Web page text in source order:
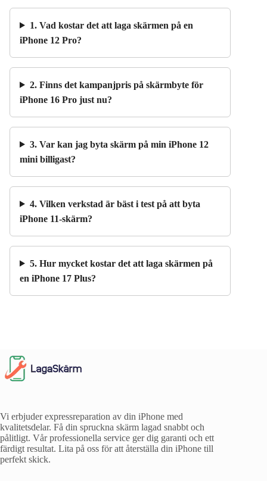
1. Vad kostar det att laga skärmen på en
iPhone 12 Pro?
2. Finns det kampanjpris på skärmbyte för
iPhone 16 Pro just nu?
3. Var kan jag byta skärm på min iPhone 12
mini billigast?
4. Vilken verkstad är bäst i test på att byta
iPhone 11-skärm?
5. Hur mycket kostar det att laga skärmen på
en iPhone 17 Plus?
Vi erbjuder expressreparation av din iPhone med
kvalitetsdelar. Få din spruckna skärm lagad snabbt och
pålitligt. Vår professionella service ger dig garanti och ett
färdigt resultat. Lita på oss för att återställa din iPhone till
perfekt skick.